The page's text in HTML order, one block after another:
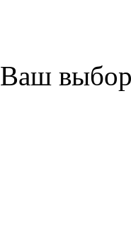
Ваш выбор